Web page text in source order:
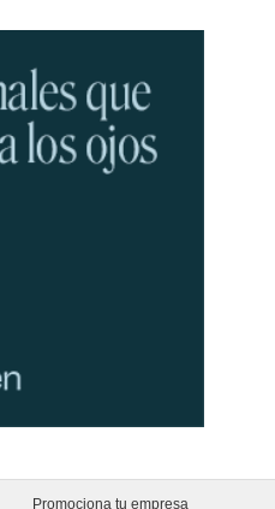
Promociona tu empresa